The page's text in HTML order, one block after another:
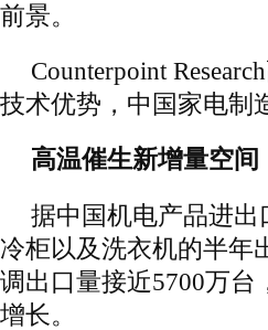
前景。
Counterpoint
技术优势，中国家电制
高温催生新增量空间
据中国机电产品进
冷柜以及洗衣机的半年
调出口量接近5700万
增长。